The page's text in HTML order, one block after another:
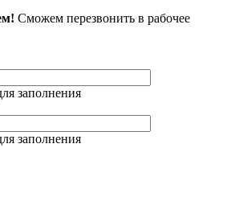
Сможем перезвонить в рабочее
заполнения
заполнения